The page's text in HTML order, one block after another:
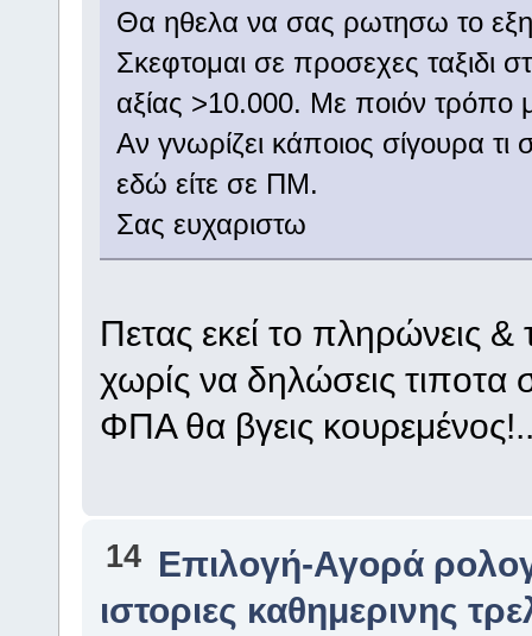
Θα ηθελα να σας ρωτησω το
Σκεφτομαι σε προσεχες ταξιδι
αξίας >10.000. Με ποιόν
Αν γνωρίζει κάποιος σίγουρα τι
εδώ είτε σε ΠΜ.
Σας ευχαριστω
Πετας εκεί το πληρώνεις
χωρίς να δηλώσεις τιποτα
ΦΠΑ θα βγεις
14 Επιλογή-Αγορά
ιστοριες καθημερινης